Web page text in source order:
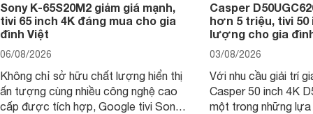
Sony K-65S20M2 giảm giá mạnh,
tivi 65 inch 4K đáng mua cho gia
đình Việt
06/08/2026
Không chỉ sở hữu chất lượng hiển thị
ấn tượng cùng nhiều công nghệ cao
cấp được tích hợp, Google tivi Sony
Casper
hơn 5 triệu, tivi 50
lượng cho gia
03/08/2026
Với nhu cầu giải trí
Casper 50 inch 4K
một trong những lựa